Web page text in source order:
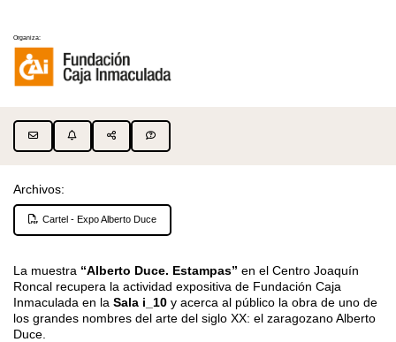
Organiza:
Archivos:
Cartel - Expo Alberto Duce
La muestra “Alberto Duce. Estampas” en el Centro Joaquín
Roncal recupera la actividad expositiva de Fundación Caja
Inmaculada en la Sala i_10 y acerca al público la obra de uno de
los grandes nombres del arte del siglo XX: el zaragozano Alberto
Duce.